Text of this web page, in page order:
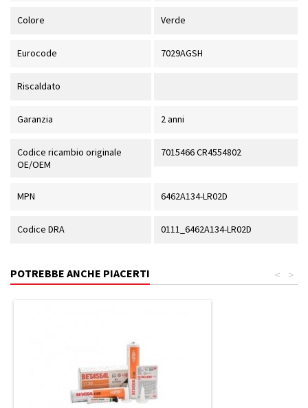
Colore Verde
Eurocode 7029AGSH
Riscaldato
Garanzia 2 anni
Codice ricambio originale
OE/OEM
7015466 CR4554802
MPN 6462A134-LR02D
Codice DRA 0111_6462A134-LR02D
POTREBBE ANCHE PIACERTI >
<